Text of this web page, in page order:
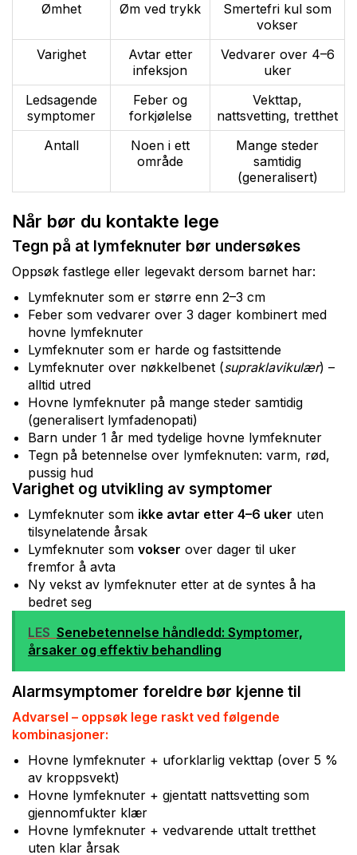
Ømhet
Øm ved trykk
Smertefri kul som
vokser
Varighet
Avtar etter
infeksjon
Vedvarer over 4–6
uker
Ledsagende
symptomer
Feber og
forkjølelse
Vekttap,
nattsvetting, tretthet
Antall
Noen i ett
område
Mange steder
samtidig
(generalisert)
Når bør du kontakte lege
Tegn på at lymfeknuter bør undersøkes
Oppsøk fastlege eller legevakt dersom barnet har:
Lymfeknuter som er større enn 2–3 cm
Feber som vedvarer over 3 dager kombinert med
hovne lymfeknuter
Lymfeknuter som er harde og fastsittende
Lymfeknuter over nøkkelbenet (supraklavikulær) –
alltid utred
Hovne lymfeknuter på mange steder samtidig
(generalisert lymfadenopati)
Barn under 1 år med tydelige hovne lymfeknuter
Tegn på betennelse over lymfeknuten: varm, rød,
pussig hud
Varighet og utvikling av symptomer
Lymfeknuter som ikke avtar etter 4–6 uker uten
tilsynelatende årsak
Lymfeknuter som vokser over dager til uker
fremfor å avta
Ny vekst av lymfeknuter etter at de syntes å ha
bedret seg
LES Senebetennelse håndledd: Symptomer,
årsaker og effektiv behandling
Alarmsymptomer foreldre bør kjenne til
Advarsel – oppsøk lege raskt ved følgende
kombinasjoner:
Hovne lymfeknuter + uforklarlig vekttap (over 5 %
av kroppsvekt)
Hovne lymfeknuter + gjentatt nattsvetting som
gjennomfukter klær
Hovne lymfeknuter + vedvarende uttalt tretthet
uten klar årsak